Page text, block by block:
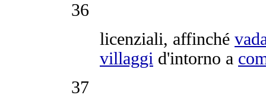
36
licenziali, affinché
villaggi d'intorno a
37